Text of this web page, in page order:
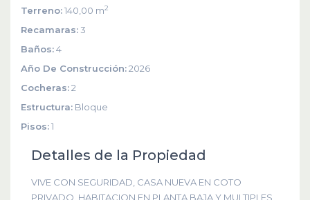
Terreno:140,00 m2
Recamaras:3
Baños:4
Año De Construcción:2026
Cocheras:2
Estructura: Bloque
Pisos:1
Detalles de la Propiedad
VIVE CON SEGURIDAD, CASA NUEVA EN COTO
PRIVADO, HABITACION EN PLANTA BAJA Y MULTIPLES